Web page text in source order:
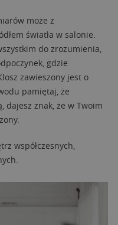
może z
światła w salonie.
do zrozumienia,
gdzie
zawieszony jest o
pamiętaj, że
dajesz znak, że w Twoim
współczesnych,